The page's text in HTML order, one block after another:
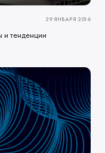
29 ЯНВАРЯ 2016
тенденции